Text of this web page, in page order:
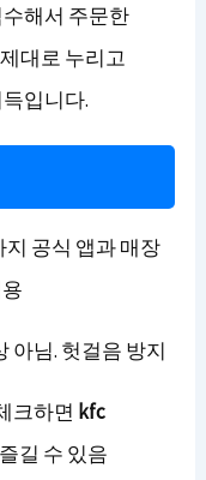
해서 주문한
대로 누리고
입니다.
지 공식 앱과 매장
아님. 헛걸음 방지
크하면 kfc
길 수 있음